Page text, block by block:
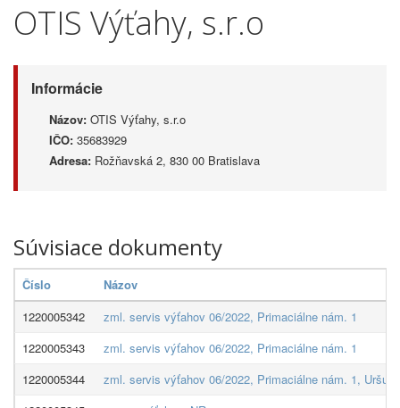
OTIS Výťahy, s.r.o
Informácie
Názov: OTIS Výťahy, s.r.o
IČO: 35683929
Adresa: Rožňavská 2, 830 00 Bratislava
Súvisiace dokumenty
Číslo
Názov
1220005342
zml. servis výťahov 06/2022, Primaciálne nám. 1
1220005343
zml. servis výťahov 06/2022, Primaciálne nám. 1
1220005344
zml. servis výťahov 06/2022, Primaciálne nám. 1,